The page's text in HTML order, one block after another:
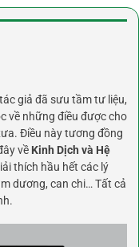
giả đã sưu tầm tư liệu,
về những điều được cho
Điều này tương đồng
về Kinh Dịch và Hệ
thích hầu hết các lý
dương, can chi… Tất cả